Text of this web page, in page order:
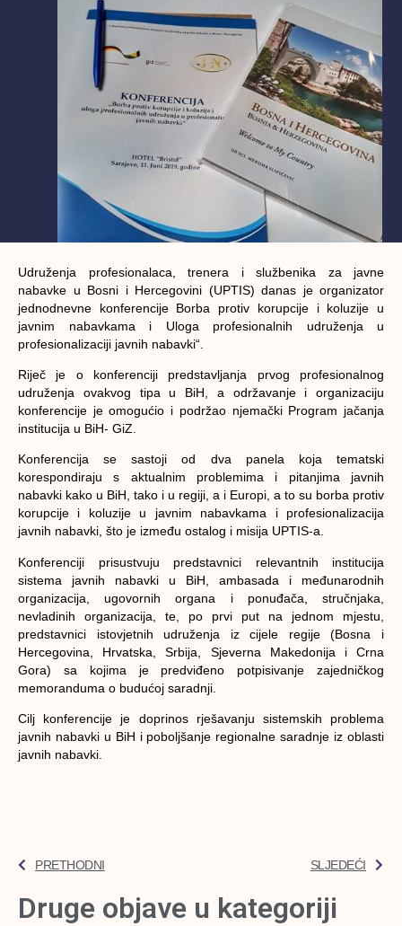
Udruženja profesionalaca, trenera i službenika za javne
nabavke u Bosni i Hercegovini (UPTIS) danas je organizator
jednodnevne konferencije Borba protiv korupcije i koluzije u
javnim nabavkama i Uloga profesionalnih udruženja u
profesionalizaciji javnih nabavki“.
Riječ je o konferenciji predstavljanja prvog profesionalnog
udruženja ovakvog tipa u BiH, a održavanje i organizaciju
konferencije je omogućio i podržao njemački Program jačanja
institucija u BiH- GiZ.
Konferencija se sastoji od dva panela koja tematski
korespondiraju s aktualnim problemima i pitanjima javnih
nabavki kako u BiH, tako i u regiji, a i Europi, a to su borba protiv
korupcije i koluzije u javnim nabavkama i profesionalizacija
javnih nabavki, što je između ostalog i misija UPTIS-a.
Konferenciji prisustvuju predstavnici relevantnih institucija
sistema javnih nabavki u BiH, ambasada i međunarodnih
organizacija, ugovornih organa i ponuđača, stručnjaka,
nevladinih organizacija, te, po prvi put na jednom mjestu,
predstavnici istovjetnih udruženja iz cijele regije (Bosna i
Hercegovina, Hrvatska, Srbija, Sjeverna Makedonija i Crna
Gora) sa kojima je predviđeno potpisivanje zajedničkog
memoranduma o budućoj saradnji.
Cilj konferencije je doprinos rješavanju sistemskih problema
javnih nabavki u BiH i poboljšanje regionalne saradnje iz oblasti
javnih nabavki.
PRETHODNI SLJEDEĆI
Druge objave u kategoriji